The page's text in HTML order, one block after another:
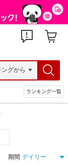
ランキング一覧
期間